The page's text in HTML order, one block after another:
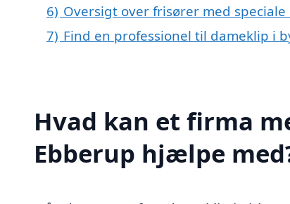
6) Oversigt over frisører med
7) Find en professionel til dameklip i
Hvad kan et firma
Ebberup hjælpe